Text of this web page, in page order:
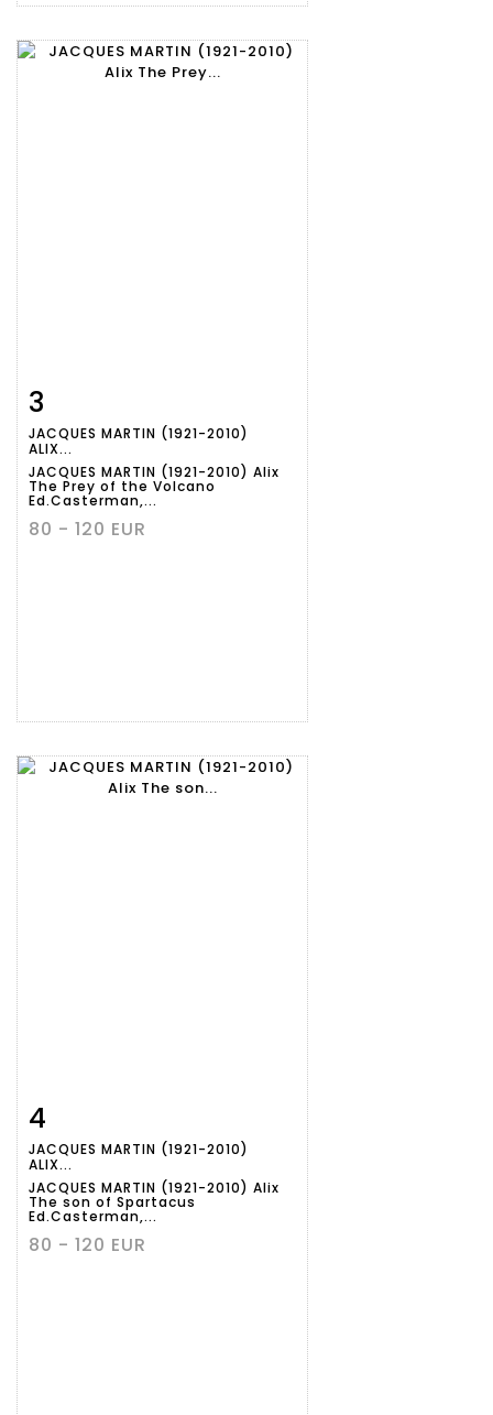
3
JACQUES MARTIN (1921-2010)
ALIX...
JACQUES MARTIN (1921-2010) Alix
The Prey of the Volcano
Ed.Casterman,...
80 - 120 EUR
4
JACQUES MARTIN (1921-2010)
ALIX...
JACQUES MARTIN (1921-2010) Alix
The son of Spartacus
Ed.Casterman,...
80 - 120 EUR